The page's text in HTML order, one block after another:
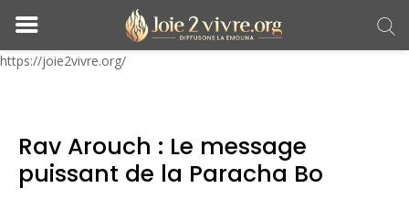
https://joie2vivre.org/
Rav Arouch : Le message
puissant de la Paracha Bo